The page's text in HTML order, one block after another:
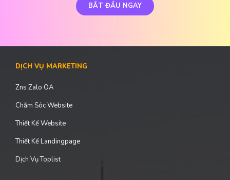
BẮT ĐẦU NGAY
DỊCH VỤ MARKETING
Zns Zalo OA
Chăm Sóc Website
Thiết Kế Website
Thiết Kế Landingpage
Dịch Vụ Toplist